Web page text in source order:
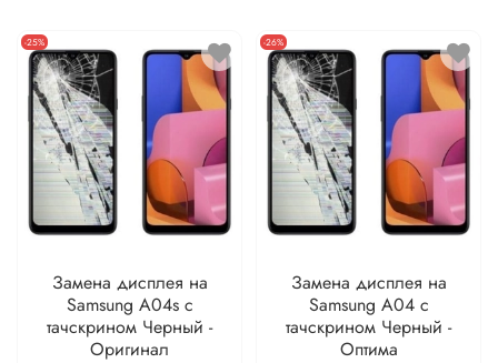
-25%
Замена дисплея на
Samsung A04s с
тачскрином Черный -
Оригинал
-26%
Замена дисплея на
Samsung A04 с
тачскрином Черный -
Оптима